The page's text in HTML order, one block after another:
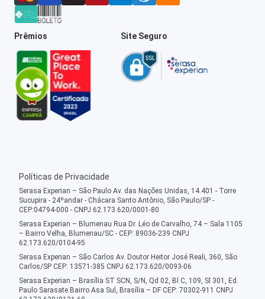
Prêmios Site Seguro
Políticas de Privacidade
Serasa Experian – São Paulo Av. das Nações Unidas, 14.401 - Torre
Sucupira - 24ºandar - Chácara Santo Antônio, São Paulo/SP -
CEP:04794-000 - CNPJ 62.173.620/0001-80
Serasa Experian – Blumenau Rua Dr. Léo de Carvalho, 74 – Sala 1105
– Bairro Velha, Blumenau/SC - CEP: 89036-239 CNPJ
62.173.620/0104-95
Serasa Experian – São Carlos Av. Doutor Heitor José Reali, 360, São
Carlos/SP CEP: 13571-385 CNPJ 62.173.620/0093-06
Serasa Experian – Brasília ST SCN, S/N, Qd 02, Bl C, 109, Sl 301, Ed.
Paulo Sarasate Bairro Asa Sul, Brasília – DF CEP: 70302-911 CNPJ